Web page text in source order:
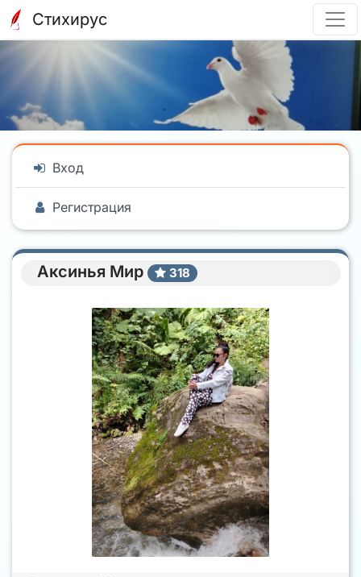
Стихирус
Вход
Регистрация
Аксинья Мир 318